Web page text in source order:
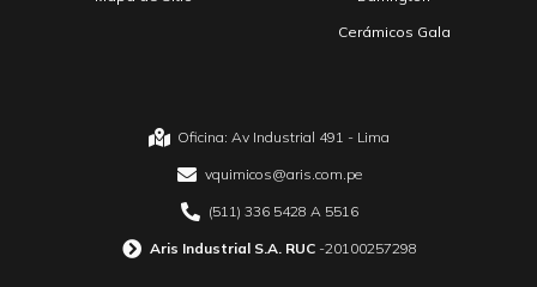
Oficina: Av Industrial 491 - Lima
vquimicos@aris.com.pe
(511) 336 5428 A 5516
Aris Industrial S.A. RUC -20100257298
Cerámicos Gala